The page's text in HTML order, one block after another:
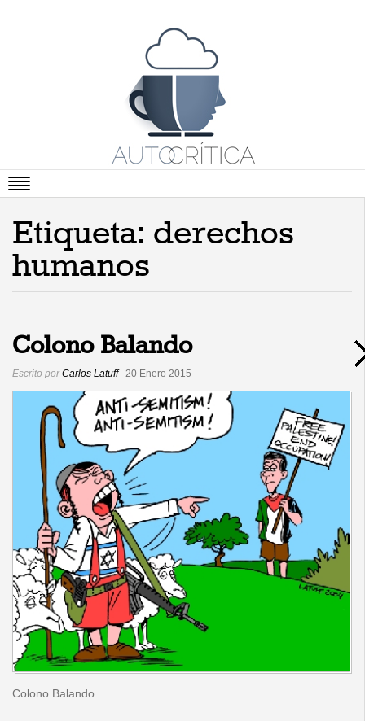
Artículos
Contacto
Etiqueta: derechos
humanos
Colono Balando
Escrito porCarlos Latuff 20 Enero 2015
Colono Balando